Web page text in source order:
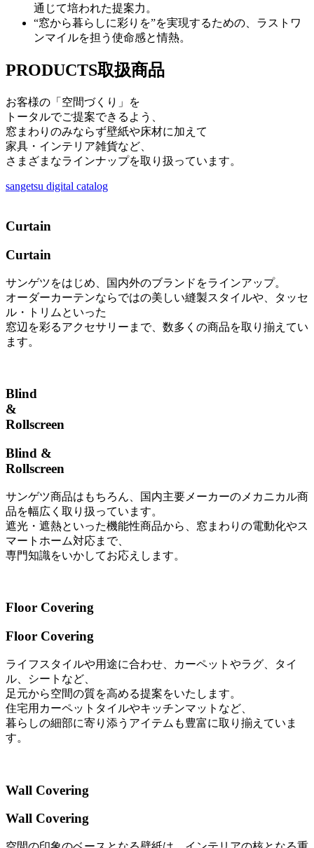
通じて培われた提案力。
“窓から暮らしに彩りを”を実現するための、ラストワ
ンマイルを担う使命感と情熱。
PRODUCTS取扱商品
お客様の「空間づくり」を
トータルでご提案できるよう、
窓まわりのみならず壁紙や床材に加えて
家具・インテリア雑貨など、
さまざまなラインナップを取り扱っています。
sangetsu digital catalog
Curtain
Curtain
サンゲツをはじめ、国内外のブランドをラインアップ。
オーダーカーテンならではの美しい縫製スタイルや、タッセ
ル・トリムといった
窓辺を彩るアクセサリーまで、数多くの商品を取り揃えてい
ます。
Blind
&
Rollscreen
Blind &
Rollscreen
サンゲツ商品はもちろん、国内主要メーカーのメカニカル商
品を幅広く取り扱っています。
遮光・遮熱といった機能性商品から、窓まわりの電動化やス
マートホーム対応まで、
専門知識をいかしてお応えします。
Floor Covering
Floor Covering
ライフスタイルや用途に合わせ、カーペットやラグ、タイ
ル、シートなど、
足元から空間の質を高める提案をいたします。
住宅用カーペットタイルやキッチンマットなど、
暮らしの細部に寄り添うアイテムも豊富に取り揃えていま
す。
Wall Covering
Wall Covering